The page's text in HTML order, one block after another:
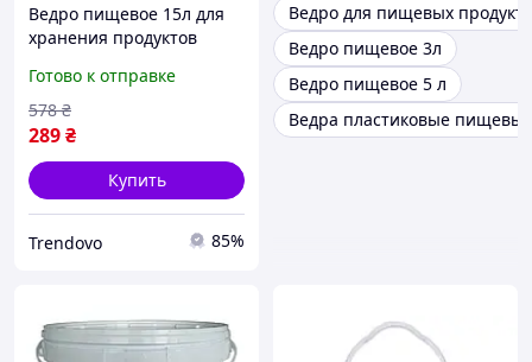
Ведро пищевое 15л для
хранения продуктов
универсальное решение
для кухни
Готово к отправке
289₴
578 ₴
Купить
Trendovo 85%
Ведро для пищевых
Ведро пищевое 3л
Ведро пищевое 5 л
Ведра пластиковые